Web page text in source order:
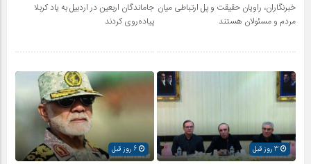
خبرنگاران، راویان حقیقت و پل ارتباطی میان
مردم و مسئولان هستند
جاماندگان اربعین در اردبیل به یاد کربلا
پیاده‌روی کردند
3 روز قبل